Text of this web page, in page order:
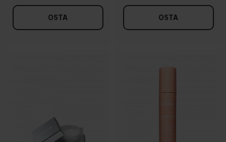
OSTA OSTA